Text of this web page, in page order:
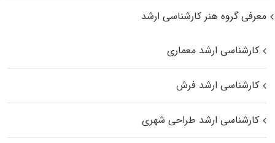
معرفی گروه هنر کارشناسی ارشد
کارشناسی ارشد معماری
کارشناسی ارشد فرش
کارشناسی ارشد طراحی شهری